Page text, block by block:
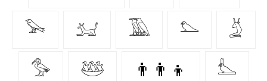
𓅨 𓃫 𓅀 𓅌 𓄄
𓅜 𓅸 👨‍👨‍👦 𓅏